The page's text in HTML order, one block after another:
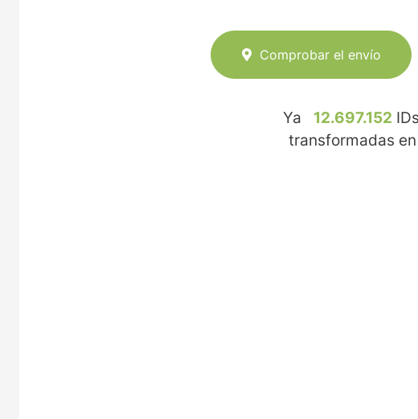
Comprobar el envío
Ya 12.697.152
transformadas en